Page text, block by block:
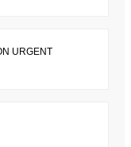
URGENT